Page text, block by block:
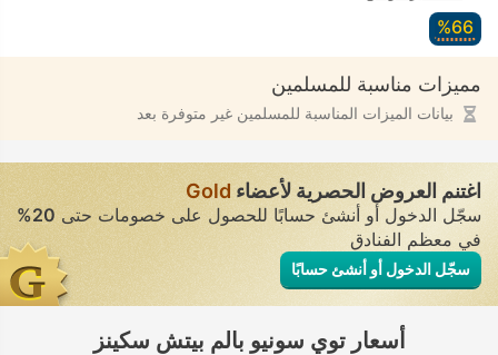
66‏%
مميزات مناسبة للمسلمين
بيانات الميزات المناسبة للمسلمين غير متوفرة بعد
اغتنم العروض الحصرية لأعضاء Gold
سجّل الدخول أو أنشئ حسابًا للحصول على خصومات حتى20%
في معظم الفنادق
سجّل الدخول أو أنشئ حسابًا
أسعار توي سونيو بالم بيتش سكينز